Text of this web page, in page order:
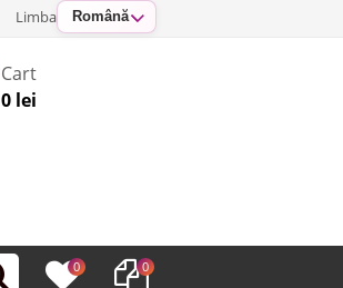
Limba Română
Cart
0 lei
0 0